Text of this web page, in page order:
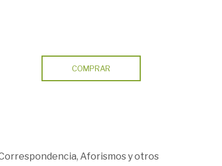
COMPRAR
Aforismos y otros